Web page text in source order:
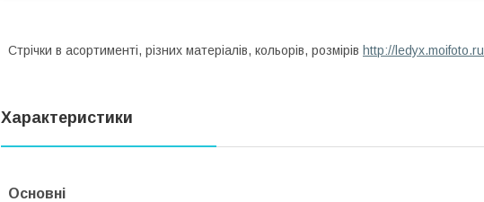
Стрічки в асортименті, різних матеріалів, кольорів, розмірів http://
Характеристики
Основні